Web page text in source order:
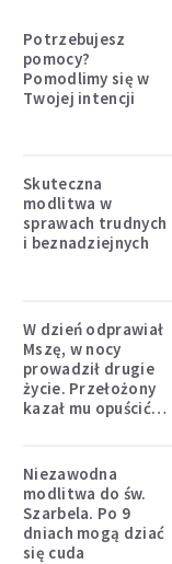
Potrzebujesz
pomocy?
Pomodlimy się w
Twojej intencji
Skuteczna
modlitwa w
sprawach trudnych
i beznadziejnych
W dzień odprawiał
Mszę, w nocy
prowadził drugie
życie. Przełożony
kazał mu opuścić
Niezawodna
modlitwa do św.
Szarbela. Po 9
dniach mogą dziać
się cuda